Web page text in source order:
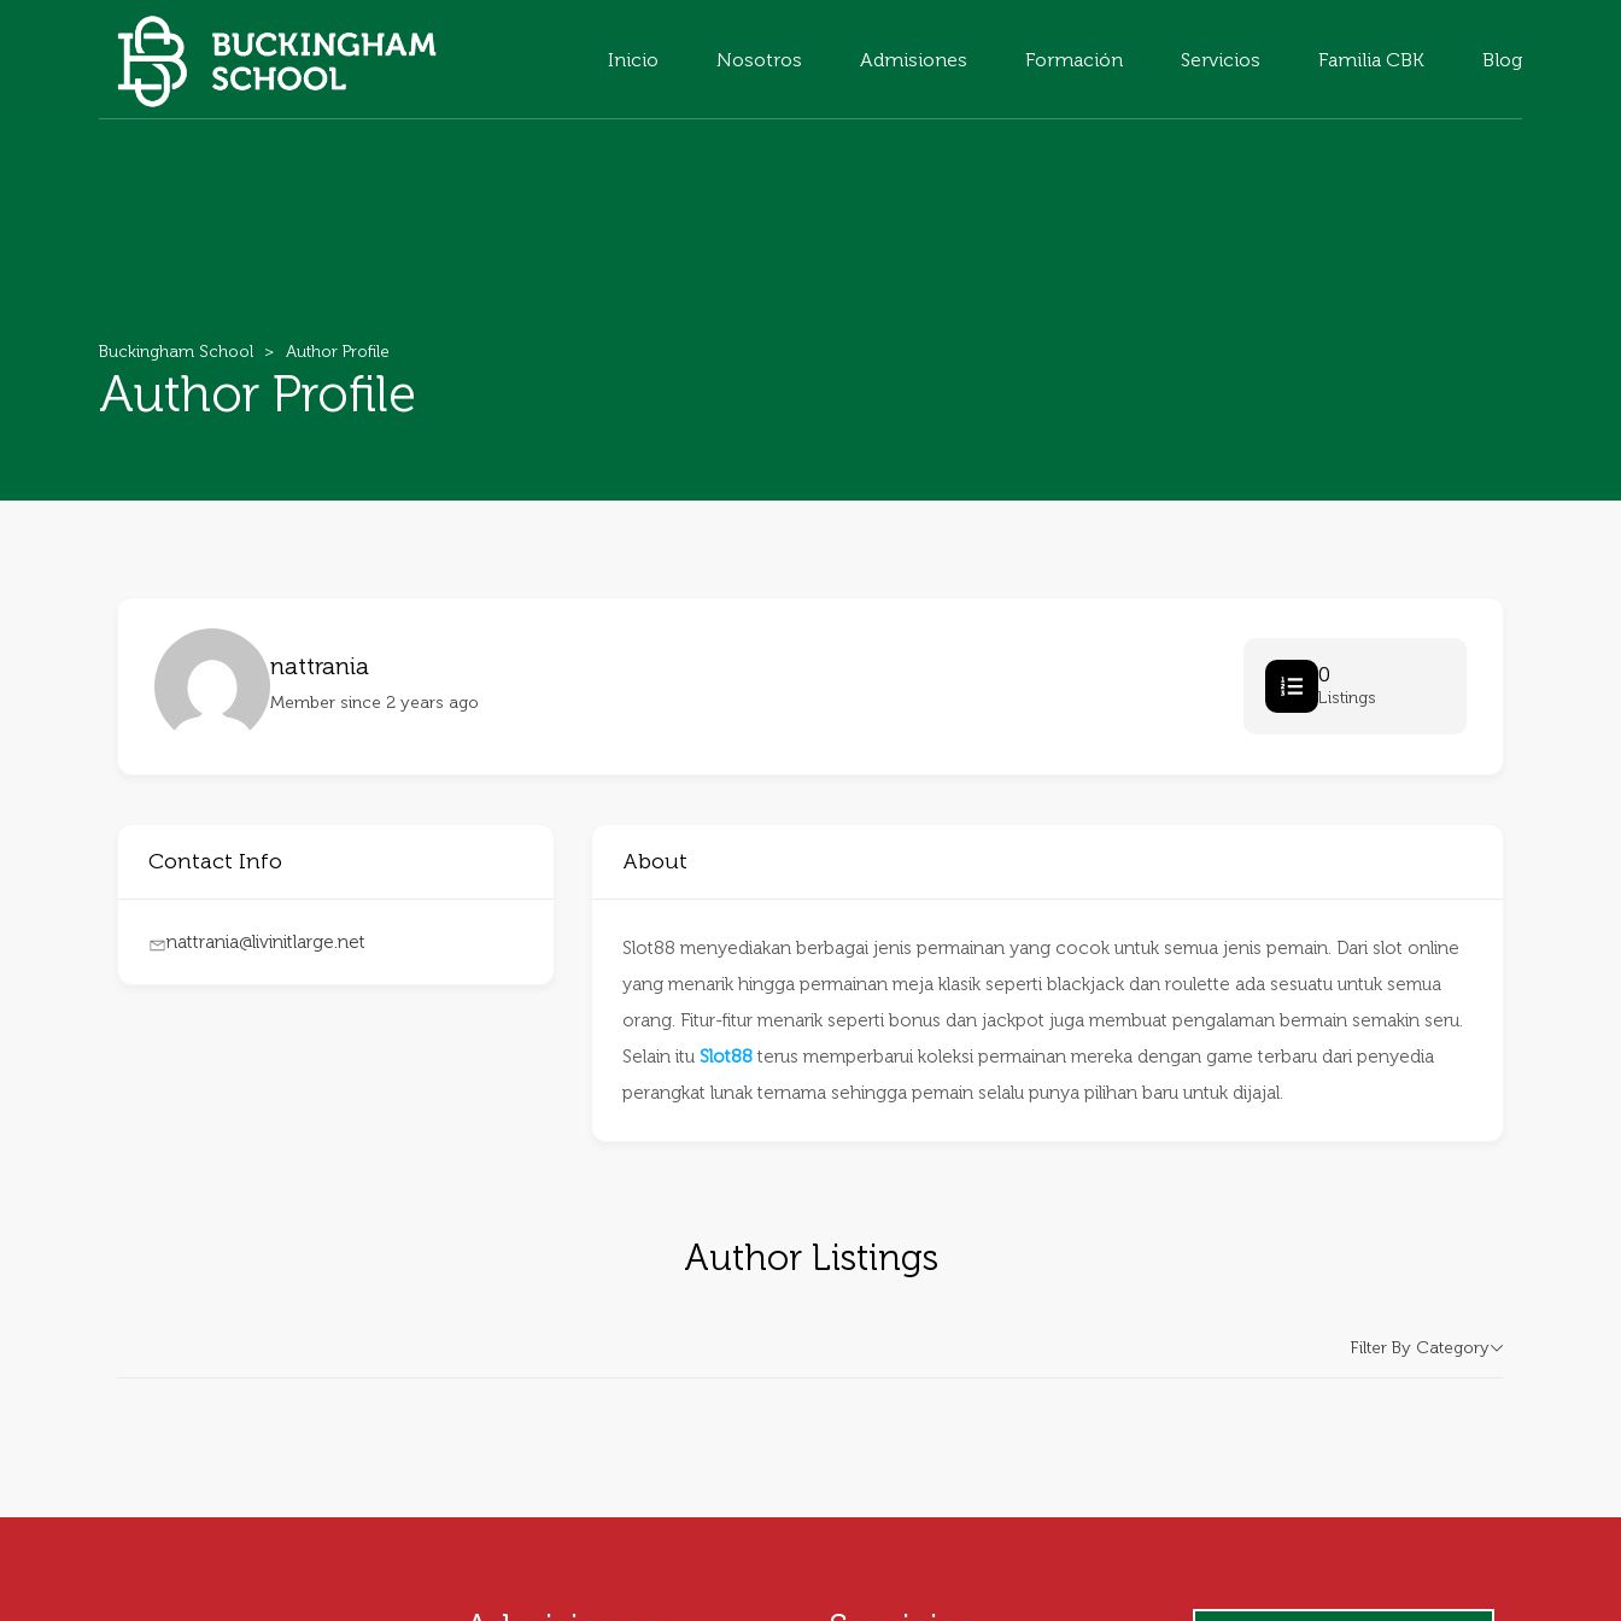
Inicio Nosotros Admisiones Formación Servicios Familia CBK Blog
Buckingham School > Author Profile
Author Profile
nattrania
Member since 2 years ago
0
Listings
Contact Info
nattrania@livinitlarge.net
About
Slot88 menyediakan berbagai jenis permainan yang cocok untuk semua jenis pemain. Dari slot online
yang menarik hingga permainan meja klasik seperti blackjack dan roulette ada sesuatu untuk semua
orang. Fitur-fitur menarik seperti bonus dan jackpot juga membuat pengalaman bermain semakin seru.
Selain ituSlot88 terus memperbarui koleksi permainan mereka dengan game terbaru dari penyedia
perangkat lunak ternama sehingga pemain selalu punya pilihan baru untuk dijajal.
Author Listings
Filter By Category